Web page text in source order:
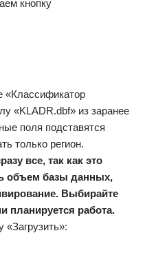
кнопку
«Классификатор
«KLADR.dbf» из заранее
поля подставятся
только регион.
все, так как это
объем базы данных,
Выбирайте
планируется работа.